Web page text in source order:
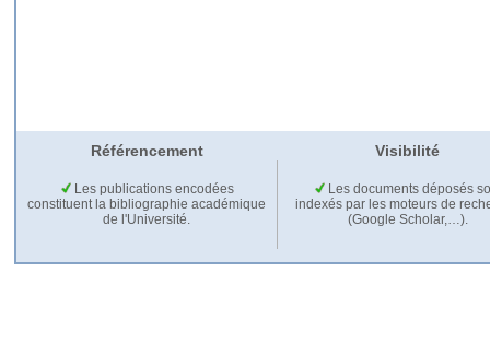
Référencement Visibilité
Les publications encodées
constituent la bibliographie académique
de l'Université.
Les documents déposés
indexés par les moteurs de
(Google Scholar,…).